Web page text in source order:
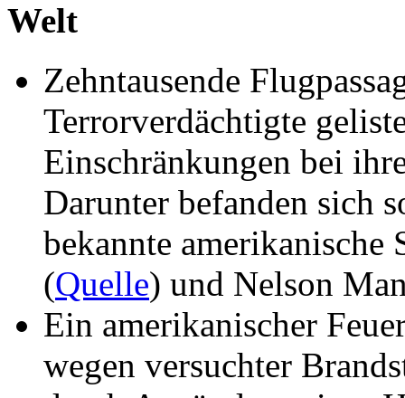
Welt
Zehntausende
Terrorverdächtigte
Einschränkungen bei
Darunter befanden sich
bekannte amerikanische
(Quelle) und Nelson
Ein amerikanischer
wegen versuchter